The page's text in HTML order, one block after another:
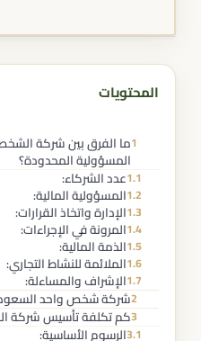
المحتويات
1ما الفرق بين شركة
المسؤولية المحدودة؟
1.1عدد الشركاء:
1.2المسؤولية المالية:
1.3الإدارة واتخاذ القرارات:
1.4المرونة في الإجراءات:
1.5الذمة المالية:
1.6الملائمة للنشاط التجاري:
1.7الإشراف والمساءلة:
2شركة شخص واحد
3كم تكلفة تأسيس شركة
3.1الرسوم الأساسية: